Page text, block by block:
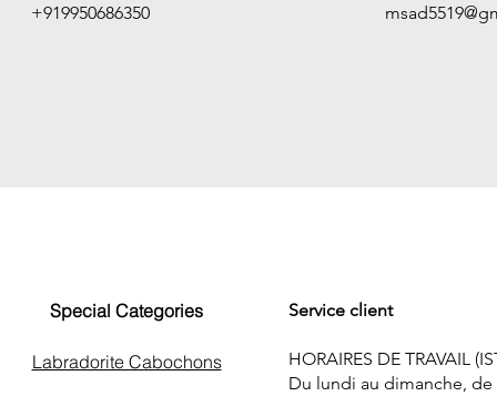
+919950686350
Service client
HORAIRES DE TRAVAIL
Du lundi au dimanche, de
Special Categories
Labradorite Cabochons